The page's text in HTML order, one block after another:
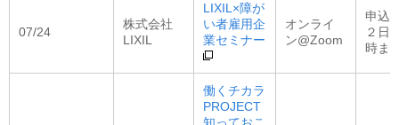
07/24
株式会社
LIXIL
LIXIL×障が
い者雇用企
業セミナー
オンライ
ン@Zoom
申込
２日
時ま
働くチカラ
PROJECT